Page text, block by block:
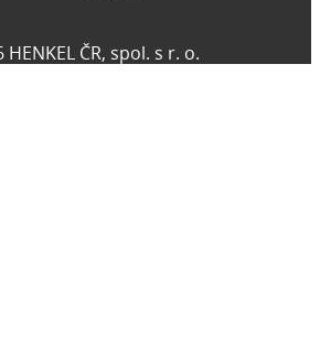
ČR, spol. s r. o.